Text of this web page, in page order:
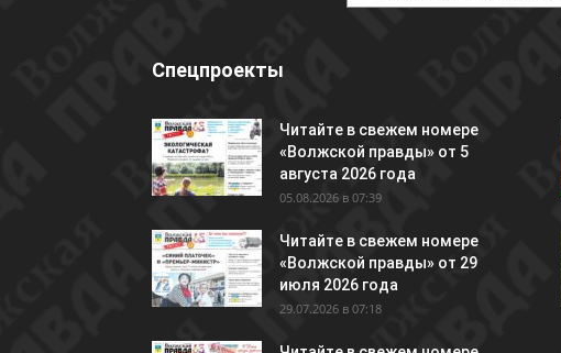
Спецпроекты
Читайте в свежем номере
«Волжской правды» от 5
августа 2026 года
05.08.2026 в 07:39
Читайте в свежем номере
«Волжской правды» от 29
июля 2026 года
29.07.2026 в 07:18